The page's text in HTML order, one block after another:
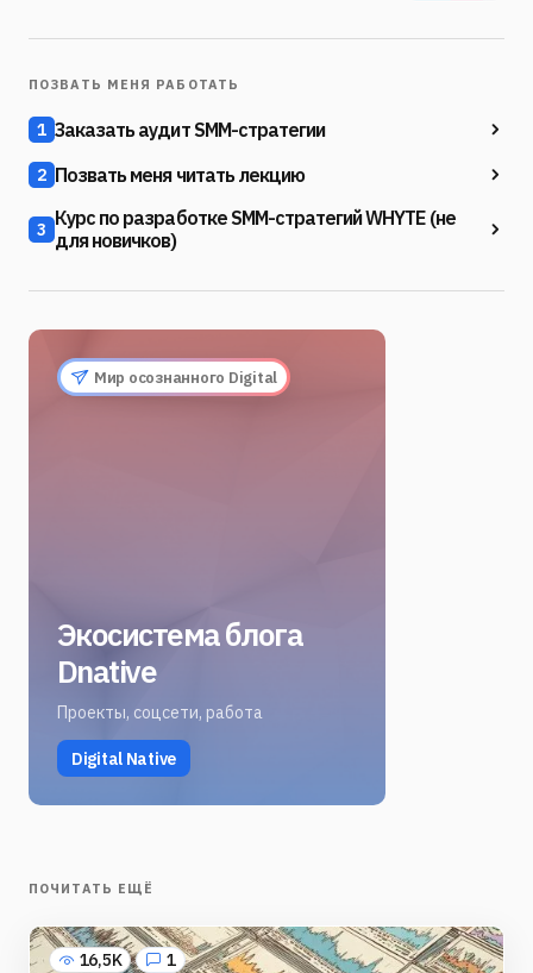
ПОЗВАТЬ МЕНЯ РАБОТАТЬ
1 Заказать аудит SMM-стратегии
2 Позвать меня читать лекцию
3 Курс по разработке SMM-стратегий WHYTE (не
для новичков)
Мир осознанного Digital
Экосистема блога
Dnative
Проекты, соцсети, работа
Digital Native
ПОЧИТАТЬ ЕЩЁ
16,5K 1